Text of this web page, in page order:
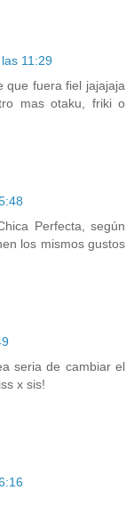
11:29
que fuera fiel jajajaja
mas otaku, friki o
Perfecta, según
los mismos gustos
seria de cambiar el
x sis!